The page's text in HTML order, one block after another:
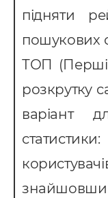
автоматизація
підняти
пошукових
ТОП (Перші
розкрутку
варіант